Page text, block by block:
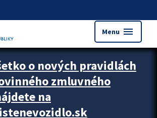
Menu menu
upútavok
o nových pravidlách
zmluvného
na